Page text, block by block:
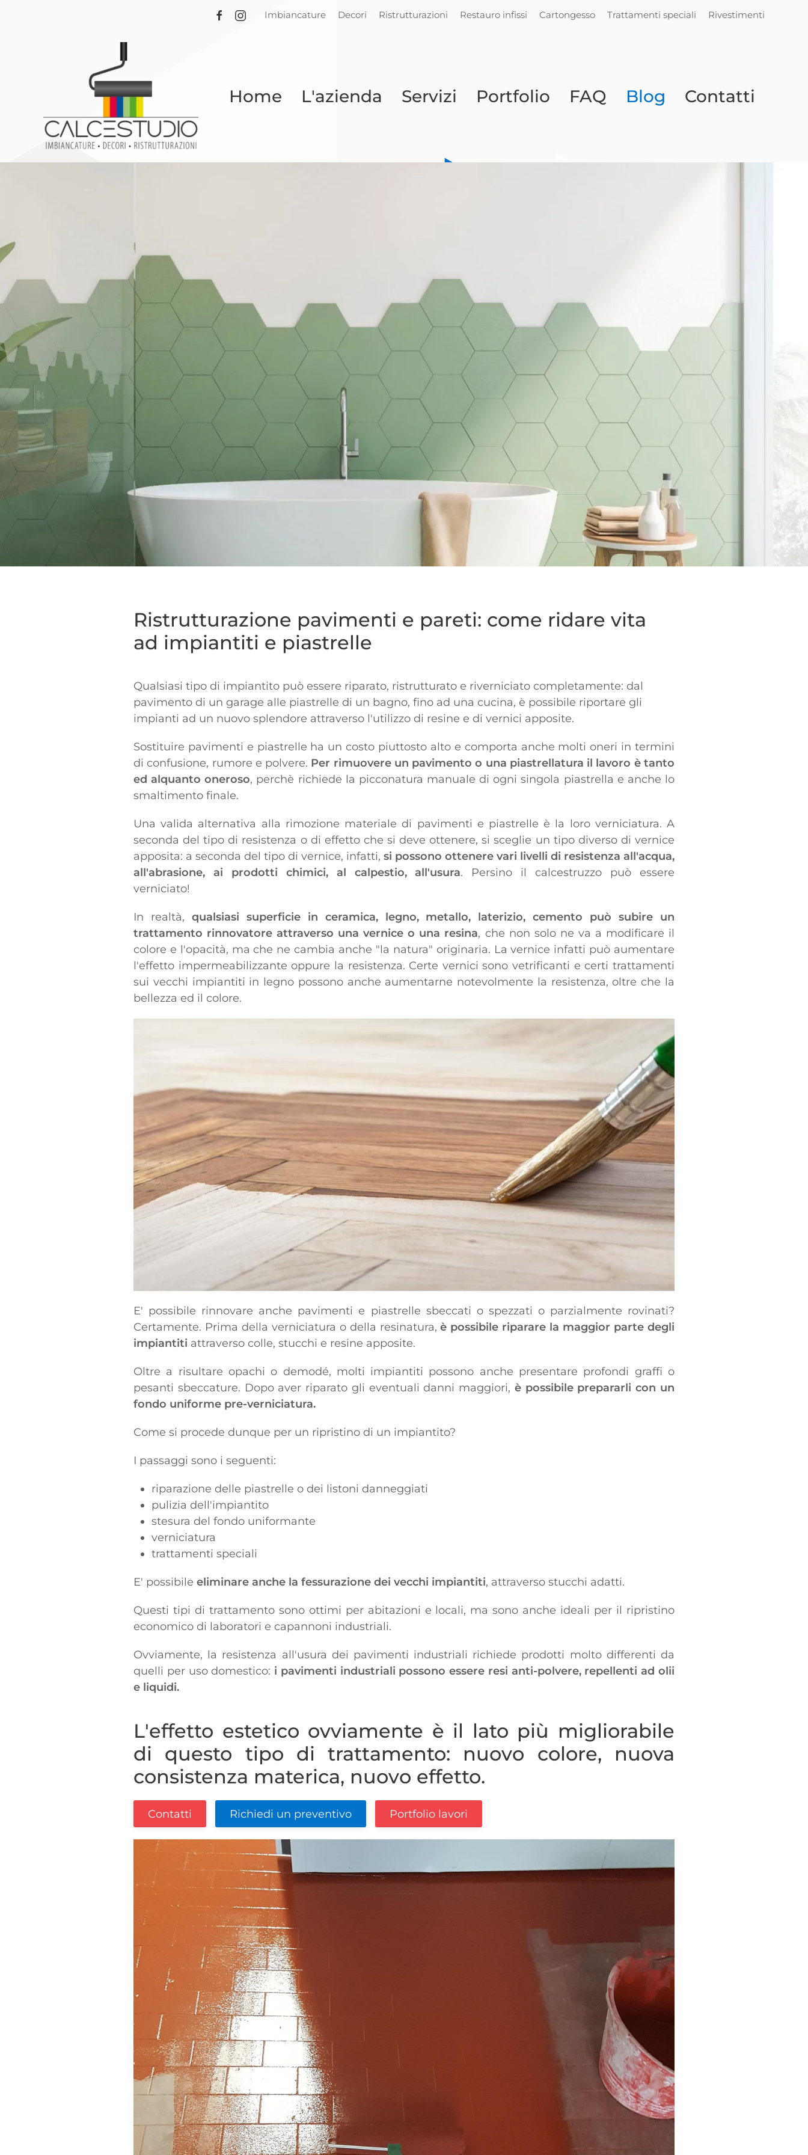
Imbiancature Decori Ristrutturazioni Restauro infissi Cartongesso Trattamenti speciali Rivestimenti
Home L'azienda Servizi Portfolio FAQ Blog Contatti
Ristrutturazione pavimenti e pareti: come ridare vita
ad impiantiti e piastrelle
Qualsiasi tipo di impiantito può essere riparato, ristrutturato e riverniciato completamente: dal
pavimento di un garage alle piastrelle di un bagno, fino ad una cucina, è possibile riportare gli
impianti ad un nuovo splendore attraverso l'utilizzo di resine e di vernici apposite.
Sostituire pavimenti e piastrelle ha un costo piuttosto alto e comporta anche molti oneri in termini
di confusione, rumore e polvere. Per rimuovere un pavimento o una piastrellatura il lavoro è tanto
ed alquanto oneroso, perchè richiede la picconatura manuale di ogni singola piastrella e anche lo
smaltimento finale.
Una valida alternativa alla rimozione materiale di pavimenti e piastrelle è la loro verniciatura. A
seconda del tipo di resistenza o di effetto che si deve ottenere, si sceglie un tipo diverso di vernice
apposita: a seconda del tipo di vernice, infatti, si possono ottenere vari livelli di resistenza all'acqua,
all'abrasione, ai prodotti chimici, al calpestio, all'usura. Persino il calcestruzzo può essere
verniciato!
In realtà, qualsiasi superficie in ceramica, legno, metallo, laterizio, cemento può subire un
trattamento rinnovatore attraverso una vernice o una resina, che non solo ne va a modificare il
colore e l'opacità, ma che ne cambia anche "la natura" originaria. La vernice infatti può aumentare
l'effetto impermeabilizzante oppure la resistenza. Certe vernici sono vetrificanti e certi trattamenti
sui vecchi impiantiti in legno possono anche aumentarne notevolmente la resistenza, oltre che la
bellezza ed il colore.
E' possibile rinnovare anche pavimenti e piastrelle sbeccati o spezzati o parzialmente rovinati?
Certamente. Prima della verniciatura o della resinatura,è possibile riparare la maggior parte degli
impiantiti attraverso colle, stucchi e resine apposite.
Oltre a risultare opachi o demodé, molti impiantiti possono anche presentare profondi graffi o
pesanti sbeccature. Dopo aver riparato gli eventuali danni maggiori, è possibile prepararli con un
fondo uniforme pre-verniciatura.
Come si procede dunque per un ripristino di un impiantito?
I passaggi sono i seguenti:
riparazione delle piastrelle o dei listoni danneggiati
pulizia dell'impiantito
stesura del fondo uniformante
verniciatura
trattamenti speciali
E' possibile eliminare anche la fessurazione dei vecchi impiantiti, attraverso stucchi adatti.
Questi tipi di trattamento sono ottimi per abitazioni e locali, ma sono anche ideali per il ripristino
economico di laboratori e capannoni industriali.
Ovviamente, la resistenza all'usura dei pavimenti industriali richiede prodotti molto differenti da
quelli per uso domestico: i pavimenti industriali possono essere resi anti-polvere, repellenti ad olii
e liquidi.
L'effetto estetico ovviamente è il lato più migliorabile
di questo tipo di trattamento: nuovo colore, nuova
consistenza materica, nuovo effetto.
Contatti Richiedi un preventivo Portfolio lavori